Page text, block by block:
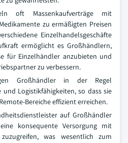
oft Massenkaufverträge mit
zu ermäßigten Preisen
Einzelhandelsgeschäfte
ermöglicht es Großhändlern,
für Einzelhändler anzubieten und
zu verbessern.
Großhändler in der Regel
und Logistikfähigkeiten, so dass sie
Bereiche effizient erreichen.
auf Großhändler
konsequente Versorgung mit
was wesentlich zum